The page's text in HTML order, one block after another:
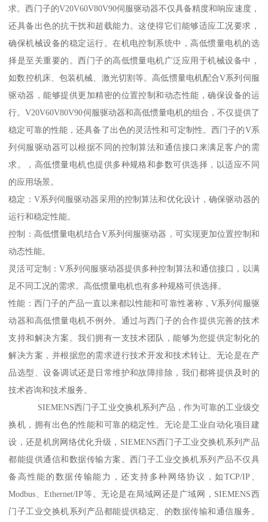
求。西门子的V20V60V80V90伺服驱动器不仅具备精度和响应速度，
还具备出色的抗干扰和超载能力。这使得它们能够适应工况要求，
确保机械设备的稳定运行。在机电控制系统中，高低惯量电机的选
择是至关重要的。西门子的高低惯量电机广泛应用于机械设备中，
如数控机床、包装机械、激光切割等。高低惯量电机配合V系列伺服
驱动器，能够提供更加精密的位置控制和动态性能，确保设备的运
行。V20V60V80V90伺服驱动器和高低惯量电机的组合，不仅提供了
稳定可靠的性能，还具备了出色的灵活性和可定制性。西门子的V系
列伺服驱动器可以根据不同的控制算法和通信接口来满足客户的需
求。，高低惯量电机也提供多种规格和参数可供选择，以适应不同
的应用场景。
稳定：V系列伺服驱动器采用的控制算法和优化设计，确保驱动器的
运行和稳定性能。
控制：高低惯量电机结合V系列伺服驱动器，可实现更加位置控制和
动态性能。
灵活可定制：V系列伺服驱动器提供多种控制算法和通信接口，以满
足不同工况的需求。高低惯量电机也有多种规格可供选择。
性能：西门子的产品一直以来都以性能和可靠性著称，V系列伺服驱
动器和高低惯量电机不例外。通过与西门子的合作提供完善的技术
支持和解决方案。我们拥有一支技术团队，能够为您提供定制化的
解决方案，并根据您的需求进行技术开发和技术转让。无论是在产
品选型、设备调试还是日常维护和故障排除，我们都将提供及时的
技术咨询和技术服务。
SIEMENS西门子工业交换机系列产品，作为可靠的工业级交
换机，拥有出色的性能和可靠的稳定性。无论是工业自动化项目建
设，还是机房网络优化升级，SIEMENS西门子工业交换机系列产品
都能提供通信和数据传输方案。西门子工业交换机系列产品不仅具
备高性能的数据传输能力，还支持多种网络协议，如TCP/IP、
Modbus、Ethernet/IP等。无论是在局域网还是广域网，SIEMENS西
门子工业交换机系列产品都能提供稳定、的数据传输和通信服务。